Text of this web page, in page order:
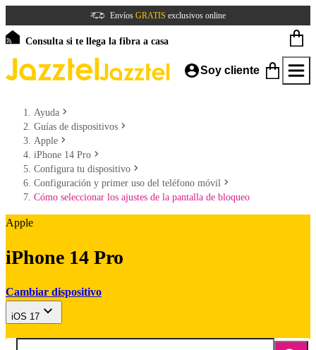
Envíos GRATIS exclusivos online
Consulta si te llega la fibra a casa
Soy cliente
Ayuda
Guías de dispositivos
Apple
iPhone 14 Pro
Configura tu dispositivo
Configuración y primer uso del teléfono móvil
Cómo seleccionar los ajustes de la pantalla de bloqueo
Apple
iPhone 14 Pro
Cambiar dispositivo
iOS 17